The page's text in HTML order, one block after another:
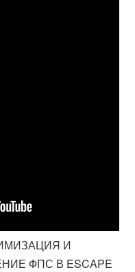
И
ФПС В ESCAPE